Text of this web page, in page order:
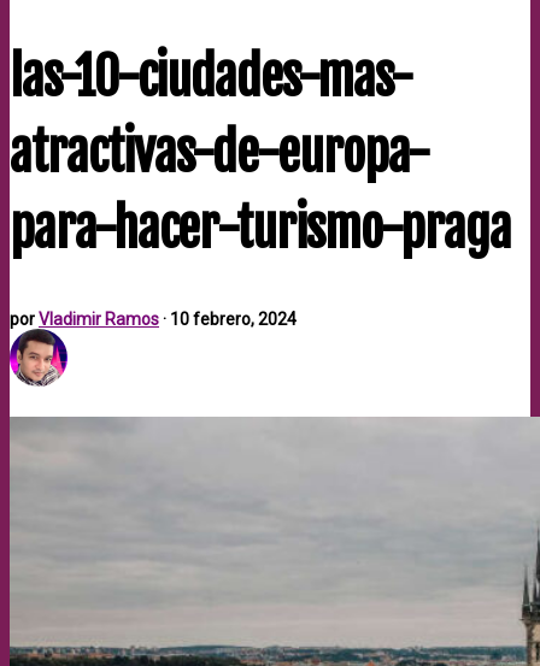
las-10-ciudades-mas-
atractivas-de-europa-
para-hacer-turismo-praga
porVladimir Ramos· 10 febrero, 2024